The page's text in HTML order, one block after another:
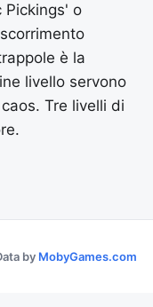
Pickings' o
è la
livello servono
Tre livelli di
by MobyGames.com